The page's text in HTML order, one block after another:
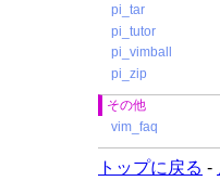
pi_tar
pi_tutor
pi_vimball
pi_zip
その他
vim_faq
トップに戻る -